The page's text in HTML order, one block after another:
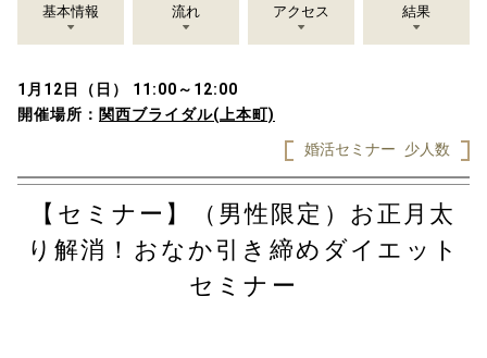
基本情報 流れ アクセス 結果
1月12日（日） 11:00～12:00
開催場所： 関西ブライダル(上本町)
婚活セミナー
少人数
【セミナー】（男性限定）お正月太
り解消！おなか引き締めダイエット
セミナー